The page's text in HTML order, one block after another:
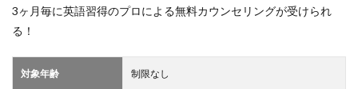
3ヶ月毎に英語習得のプロによる無料カウンセリングが受けられ
る！
対象年齢 制限なし